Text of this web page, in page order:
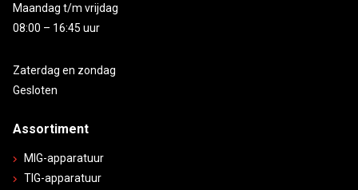
Maandag t/m vrijdag
08:00 – 16:45 uur
Zaterdag en zondag
Gesloten
Assortiment
MIG-apparatuur
TIG-apparatuur